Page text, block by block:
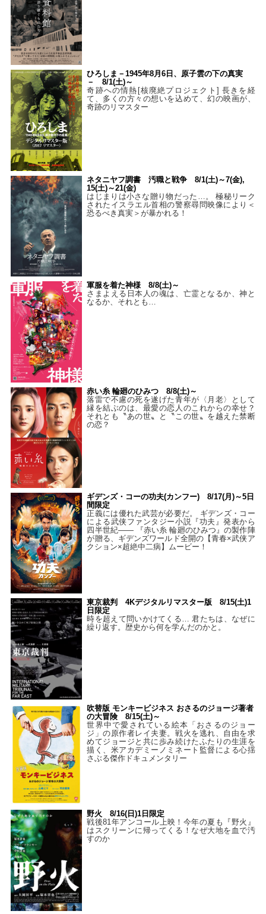
ひろしま－1945年8月6日、原子雲の下の真実
－ 8/1(土)～
奇跡への情熱[核廃絶プロジェクト] 長きを経
て、多くの方々の想いを込めて、幻の映画が、
奇跡のリマスター
ネタニヤフ調書 汚職と戦争 8/1(土)～7(金),
15(土)～21(金)
はじまりは小さな贈り物だった…。 極秘リーク
されたイスラエル首相の警察尋問映像により＜
恐るべき真実＞が暴かれる！
軍服を着た神様 8/8(土)～
さまよえる日本人の魂は、亡霊となるか、神と
なるか、それとも…
赤い糸 輪廻のひみつ 8/8(土)～
落雷で不慮の死を遂げた青年が〈月老〉として
縁を結ぶのは、最愛の恋人のこれからの幸せ？
それとも〝あの世〟と〝この世〟を越えた禁断
の恋？
ギデンズ・コーの功夫(カンフー) 8/17(月)～5日
間限定
正義には優れた武芸が必要だ。 ギデンズ・コー
による武侠ファンタジー小説『功夫』発表から
四半世紀―― 『赤い糸 輪廻のひみつ』の製作陣
が贈る、ギデンズワールド全開の【青春×武侠ア
クション×超絶中二病】ムービー！
東京裁判 4Kデジタルリマスター版 8/15(土)1
日限定
時を超えて問いかけてくる… 君たちは、なぜに
繰り返す。歴史から何を学んだのかと。
吹替版 モンキービジネス おさるのジョージ著者
の大冒険 8/15(土)～
世界中で愛されている絵本「おさるのジョー
ジ」の原作者レイ夫妻。戦火を逃れ、自由を求
めてジョージと共に歩み続けたふたりの生涯を
描く、米アカデミーノミネート監督による心揺
さぶる傑作ドキュメンタリー
野火 8/16(日)1日限定
戦後81年アンコール上映！今年の夏も『野火』
はスクリーンに帰ってくる！なぜ大地を血で汚
すのか